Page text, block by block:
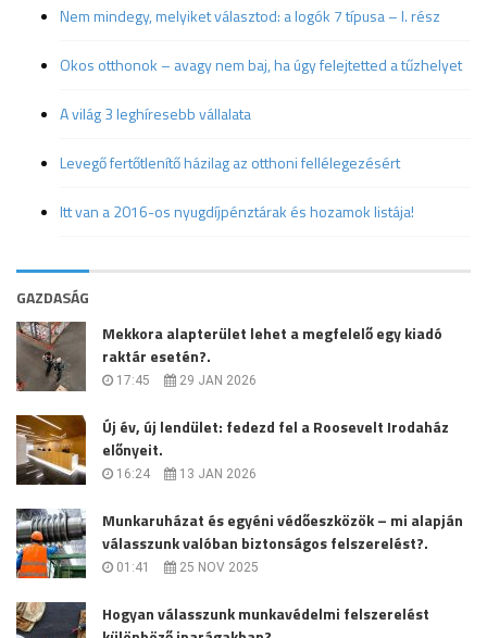
Nem mindegy, melyiket választod: a logók 7 típusa – I. rész
Okos otthonok – avagy nem baj, ha úgy felejtetted a tűzhelyet
A világ 3 leghíresebb vállalata
Levegő fertőtlenítő házilag az otthoni fellélegezésért
Itt van a 2016-os nyugdíjpénztárak és hozamok listája!
GAZDASÁG
Mekkora alapterület lehet a megfelelő egy kiadó
raktár esetén?.
17:45 29 JAN 2026
Új év, új lendület: fedezd fel a Roosevelt Irodaház
előnyeit.
16:24 13 JAN 2026
Munkaruházat és egyéni védőeszközök – mi alapján
válasszunk valóban biztonságos felszerelést?.
01:41 25 NOV 2025
Hogyan válasszunk munkavédelmi felszerelést